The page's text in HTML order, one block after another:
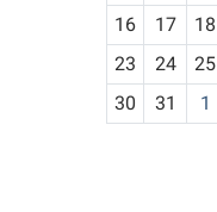
h
-
16
17 18
23
24 25
30
31 1